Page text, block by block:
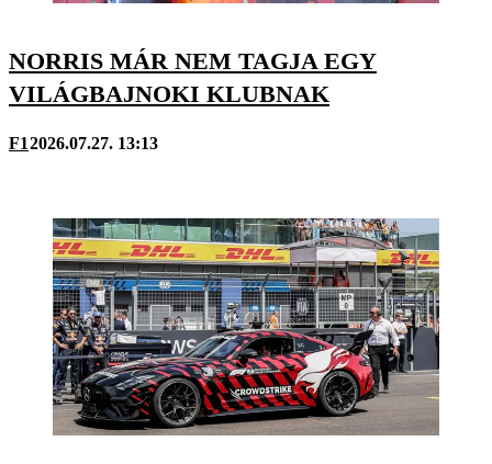
NORRIS MÁR NEM TAGJA EGY
VILÁGBAJNOKI KLUBNAK
F12026.07.27. 13:13